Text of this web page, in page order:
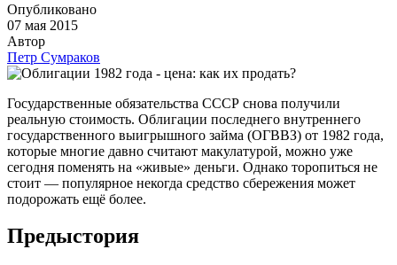
Опубликовано
07 мая 2015
Автор
Петр Сумраков
Государственные обязательства СССР снова получили
реальную стоимость. Облигации последнего внутреннего
государственного выигрышного займа (ОГВВЗ) от 1982 года,
которые многие давно считают макулатурой, можно уже
сегодня поменять на «живые» деньги. Однако торопиться не
стоит — популярное некогда средство сбережения может
подорожать ещё более.
Предыстория